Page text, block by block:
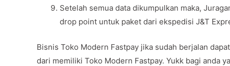
Setelah semua data dikumpulkan maka,
drop point untuk paket dari ekspedisi J&T
Bisnis Toko Modern Fastpay jika sudah berjalan
dari memiliki Toko Modern Fastpay. Yukk bagi anda